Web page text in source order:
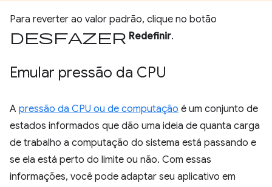
Para reverter ao valor padrão, clique no botão
desfazer Redefinir.
Emular pressão da CPU
A pressão da CPU ou de computação é um conjunto de
estados informados que dão uma ideia de quanta carga
de trabalho a computação do sistema está passando e
se ela está perto do limite ou não. Com essas
informações, você pode adaptar seu aplicativo em